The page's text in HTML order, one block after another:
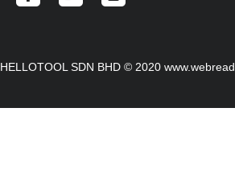
HELLOTOOL SDN BHD © 2020